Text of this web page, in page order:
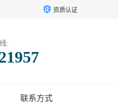
资质认证
:
联系方式